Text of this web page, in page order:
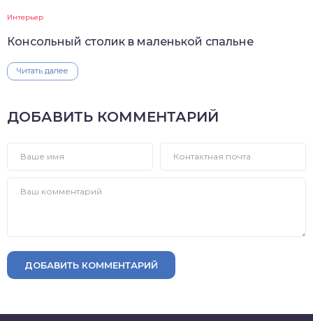
Интерьер
Консольный столик в маленькой спальне
Читать далее
ДОБАВИТЬ КОММЕНТАРИЙ
ДОБАВИТЬ КОММЕНТАРИЙ